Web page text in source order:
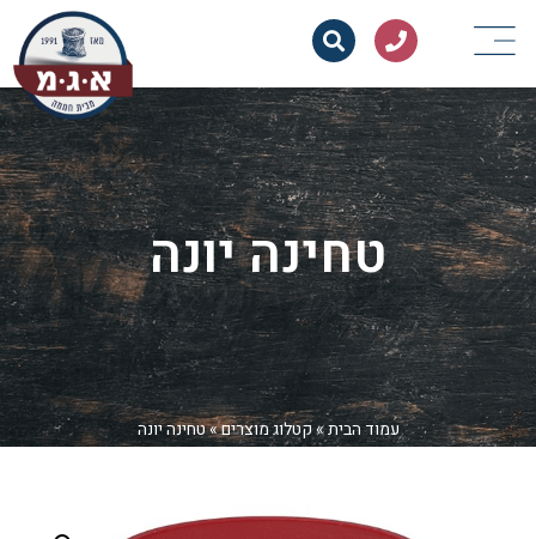
טחינה יונה
עמוד הבית»קטלוג מוצרים»טחינה יונה